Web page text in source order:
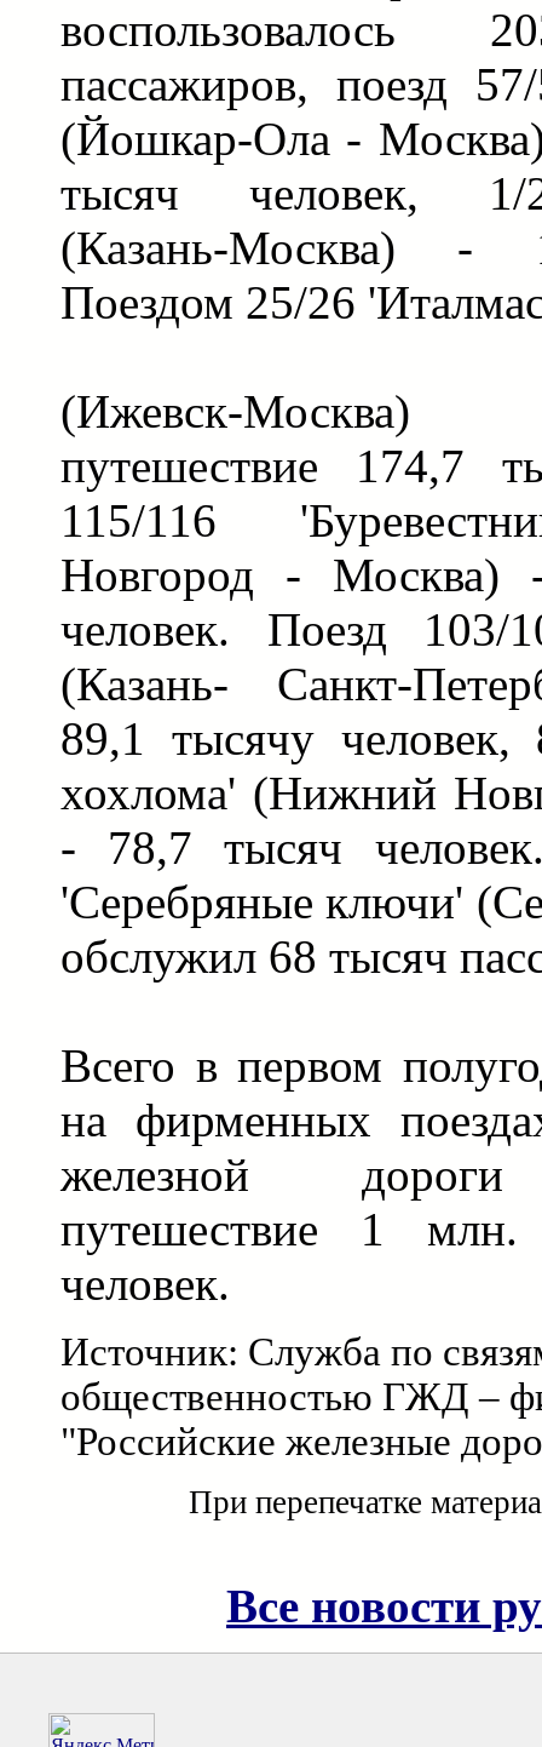
воспользовалось
пассажиров, поезд
(Йошкар-Ола - Москва)
тысяч человек, 1/
(Казань-Москва) -
Поездом 25/26
(Ижевск-Москва)
путешествие 174,7
115/116
Новгород - Москва)
человек. Поезд 103/
(Казань- Санкт-
89,1 тысячу человек,
хохлома' (Нижний
- 78,7 тысяч
'Серебряные ключи'
обслужил 68 тысяч
Всего в первом
на фирменных
железной
путешествие 1
человек.
Источник: Служба по
общественностью ГЖД –
"Российские железные
При перепечатке
Все новости